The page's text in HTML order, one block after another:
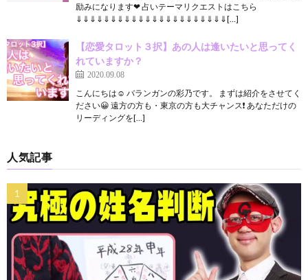
励みになります❤ 占いテーマリクエストはこちら
⇓⇓⇓⇓⇓⇓⇓⇓⇓⇓⇓⇓⇓⇓⇓⇓⇓⇓⇓⇓⇓⇓[…]
【恋愛タロット３択】あの人は逢いたいと思ってく
れていますか？
2020.09.08
こんにちは☺️ バランガンの彩乃です。 まずは紹介をさせてく
ださい😀 遠方の方も・東京の方も大チャンス❗️ あなただけの
リーディングを[…]
人気記事